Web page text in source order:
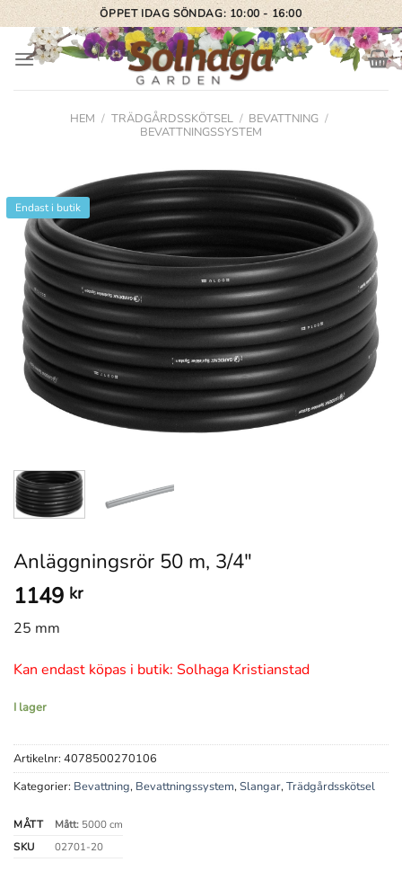
Skip
to
content
ÖPPET IDAG SÖNDAG: 10:00 - 16:00
HEM / TRÄDGÅRDSSKÖTSEL / BEVATTNING /
BEVATTNINGSSYSTEM
Endast i butik
Anläggningsrör 50 m, 3/4″
1149 kr
25 mm
Kan endast köpas i butik: Solhaga Kristianstad
I lager
Artikelnr: 4078500270106
Kategorier: Bevattning, Bevattningssystem,Slangar,Trädgårdsskötsel
MÅTT Mått:5000 cm
SKU
02701-20